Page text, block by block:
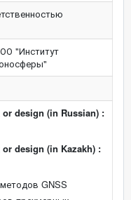
"Институт
design (in Russian) :
design (in Kazakh) :
GNSS